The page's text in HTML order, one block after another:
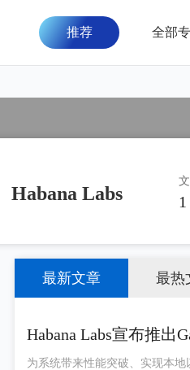
Habana Labs 1
最新文章 最热
Habana Labs宣布推
为系统带来性能突破、实现本地
推荐 全部